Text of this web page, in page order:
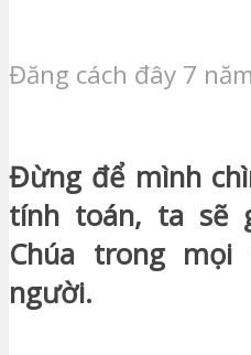
Đăng cách đây 7 năm
Đừng để mình
tính toán, ta sẽ
Chúa trong
người.